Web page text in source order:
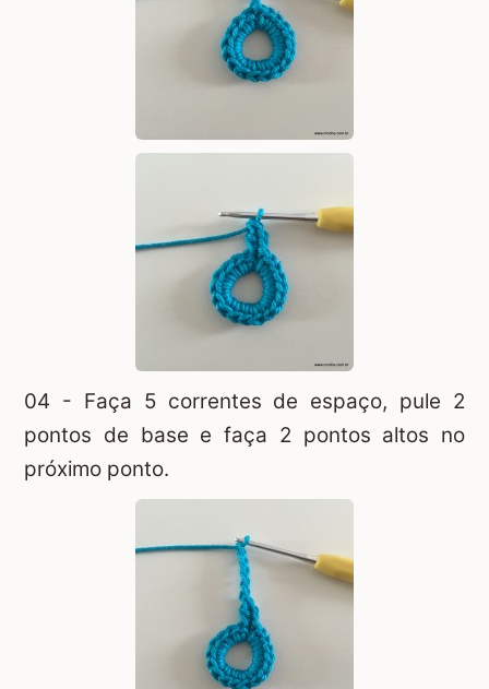
04 - Faça 5 correntes de espaço, pule 2
pontos de base e faça 2 pontos altos no
próximo ponto.